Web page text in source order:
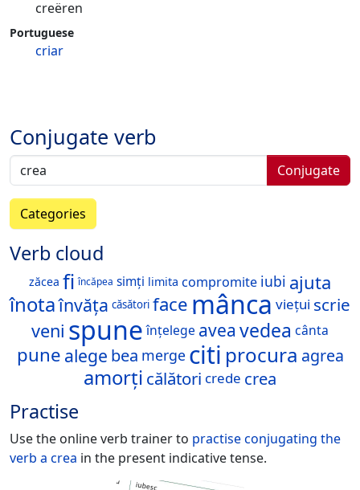
creëren
Portuguese
criar
Conjugate verb
Conjugate
Categories
Verb cloud
zăcea fi încăpea simți limita compromite iubi ajuta
înotaînvăța căsători face mânca viețui scrie
veni spune înțelege avea vedea cânta
pune alege bea merge citi procura agrea
amorți călători crede crea
Practise
Use the online verb trainer to practise conjugating the
verb a crea in the present indicative tense.